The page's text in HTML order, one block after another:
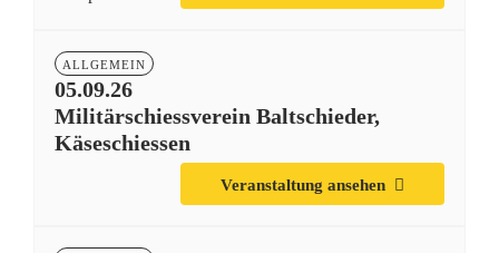
05.09.26
ALLGEMEIN
Militärschiessverein Baltschieder,
Käseschiessen
Veranstaltung ansehen